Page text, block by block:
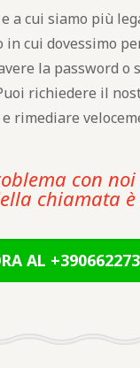
a cui siamo più
in cui dovessimo
la password o
richiedere il
rimediare
con
chiamata
AL